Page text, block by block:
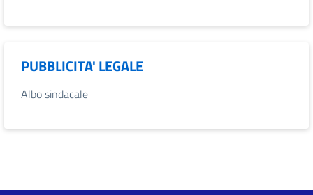
PUBBLICITA' LEGALE
Albo sindacale